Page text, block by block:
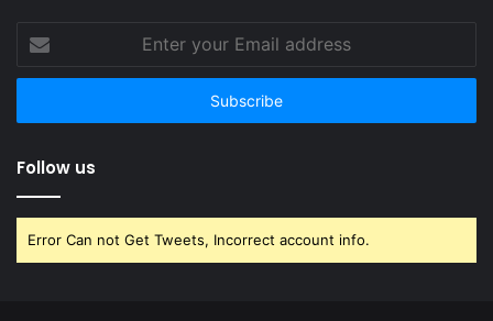
your
Email
Follow us
Error Can not Get Tweets, Incorrect account info.